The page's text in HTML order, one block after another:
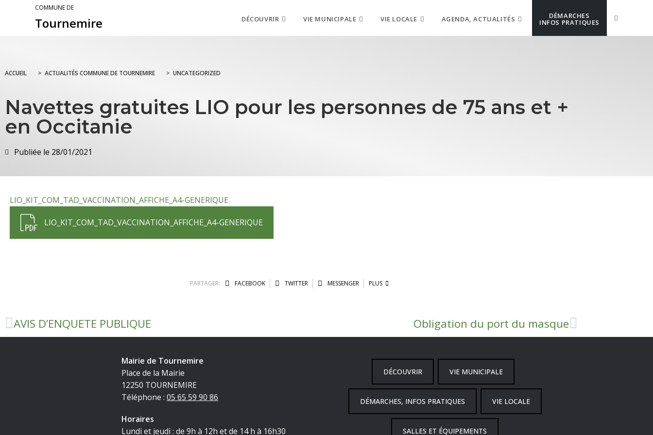
COMMUNE DE
Tournemire DÉCOUVRIR VIE MUNICIPALE VIE LOCALE AGENDA, ACTUALITÉS DÉMARCHES
INFOS PRATIQUES
ACCUEIL > ACTUALITÉS COMMUNE DE TOURNEMIRE > UNCATEGORIZED
Navettes gratuites LIO pour les personnes de 75 ans et +
en Occitanie
Publiée le 28/01/2021
LIO_KIT_COM_TAD_VACCINATION_AFFICHE_A4-GENERIQUE
LIO_KIT_COM_TAD_VACCINATION_AFFICHE_A4-GENERIQUE
PARTAGER: FACEBOOK TWITTER MESSENGER PLUS
AVIS D’ENQUETE PUBLIQUE Obligation du port du masque
Mairie de Tournemire
Place de la Mairie
12250 TOURNEMIRE
Téléphone : 05 65 59 90 86
Horaires
Lundi et jeudi : de 9h à 12h et de 14 h à 16h30
DÉCOUVRIR VIE MUNICIPALE
DÉMARCHES, INFOS PRATIQUES VIE LOCALE
SALLES ET ÉQUIPEMENTS